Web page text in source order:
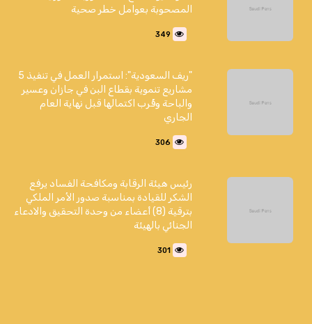
المصحوبة بعوامل خطر صحية
349
"ريف السعودية": استمرار العمل في تنفيذ 5
مشاريع تنموية بقطاع البن في جازان وعسير
والباحة وقُرب اكتمالها قبل نهاية العام
الجاري
306
رئيس هيئة الرقابة ومكافحة الفساد يرفع
الشكر للقيادة بمناسبة صدور الأمر الملكي
بترقية (8) أعضاء من وحدة التحقيق والادعاء
الجنائي بالهيئة
301